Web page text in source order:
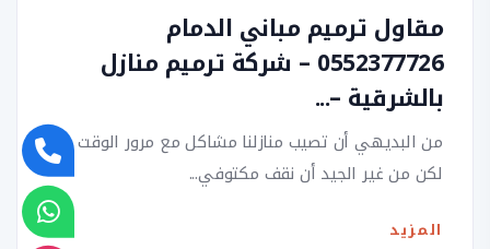
مقاول ترميم مباني الدمام
0552377726 – شركة ترميم منازل
بالشرقية –...
من البديهي أن تصيب منازلنا مشاكل مع مرور الوقت ،
لكن من غير الجيد أن نقف مكتوفي...
المزيد